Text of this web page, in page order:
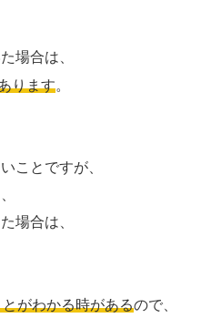
場合は、
ります。
ことですが、
場合は、
がわかる時があるので、